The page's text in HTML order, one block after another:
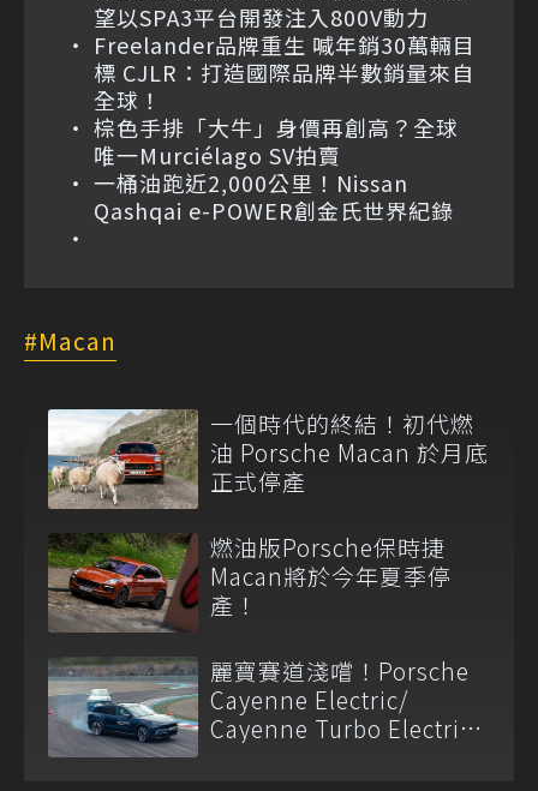
望以SPA3平台開發注入800V動力
Freelander品牌重生 喊年銷30萬輛目
標 CJLR：打造國際品牌半數銷量來自
全球！
棕色手排「大牛」身價再創高？全球
唯一Murciélago SV拍賣
一桶油跑近2,000公里！Nissan
Qashqai e-POWER創金氏世界紀錄
Macan
一個時代的終結！初代燃
油 Porsche Macan 於月底
正式停產
燃油版Porsche保時捷
Macan將於今年夏季停
產！
麗寶賽道淺嚐！Porsche
Cayenne Electric/
Cayenne Turbo Electric